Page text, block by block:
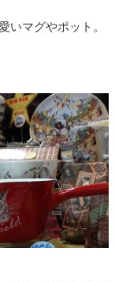
いマグやポット。